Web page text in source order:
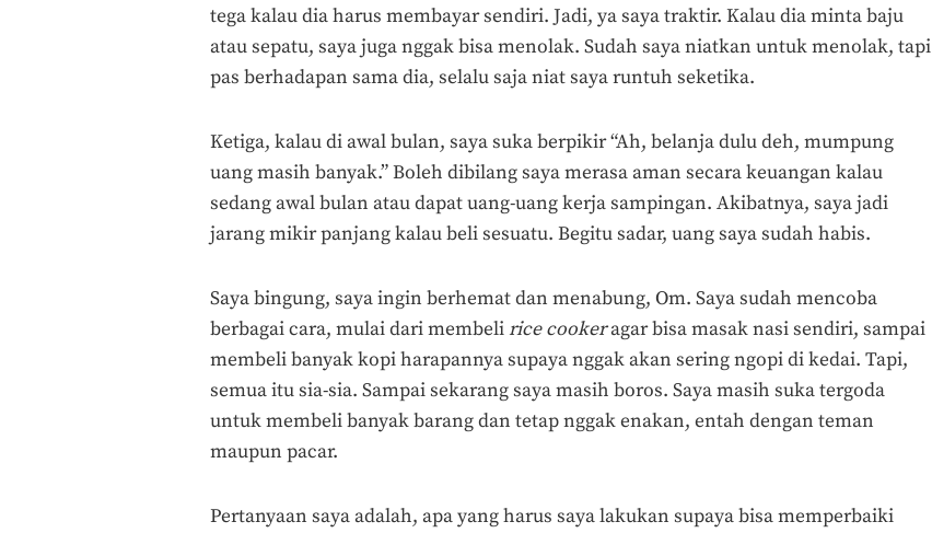
tega kalau dia harus membayar sendiri. Jadi, ya saya traktir. Kalau dia minta baju
atau sepatu, saya juga nggak bisa menolak. Sudah saya niatkan untuk menolak, tapi
pas berhadapan sama dia, selalu saja niat saya runtuh seketika.
Ketiga, kalau di awal bulan, saya suka berpikir “Ah, belanja dulu deh, mumpung
uang masih banyak.” Boleh dibilang saya merasa aman secara keuangan kalau
sedang awal bulan atau dapat uang-uang kerja sampingan. Akibatnya, saya jadi
jarang mikir panjang kalau beli sesuatu. Begitu sadar, uang saya sudah habis.
Saya bingung, saya ingin berhemat dan menabung, Om. Saya sudah mencoba
berbagai cara, mulai dari membelirice cookeragar bisa masak nasi sendiri, sampai
membeli banyak kopi harapannya supaya nggak akan sering ngopi di kedai. Tapi,
semua itu sia-sia. Sampai sekarang saya masih boros. Saya masih suka tergoda
untuk membeli banyak barang dan tetap nggak enakan, entah dengan teman
maupun pacar.
Pertanyaan saya adalah, apa yang harus saya lakukan supaya bisa memperbaiki